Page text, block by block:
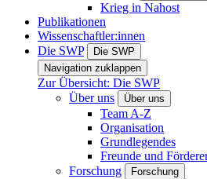
Krieg in Nahost
Publikationen
Wissenschaftler:innen
Die SWP
Die SWP
Navigation zuklappen
Zur Übersicht: Die SWP
Über uns
Über uns
Team A-Z
Organisation
Grundlegendes
Freunde und
Forschung
Forschung